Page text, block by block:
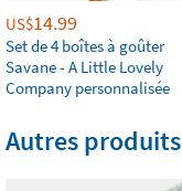
US$14.99
Set de 4 boîtes à goûter
Savane - A Little Lovely
Company personnalisée
Autres